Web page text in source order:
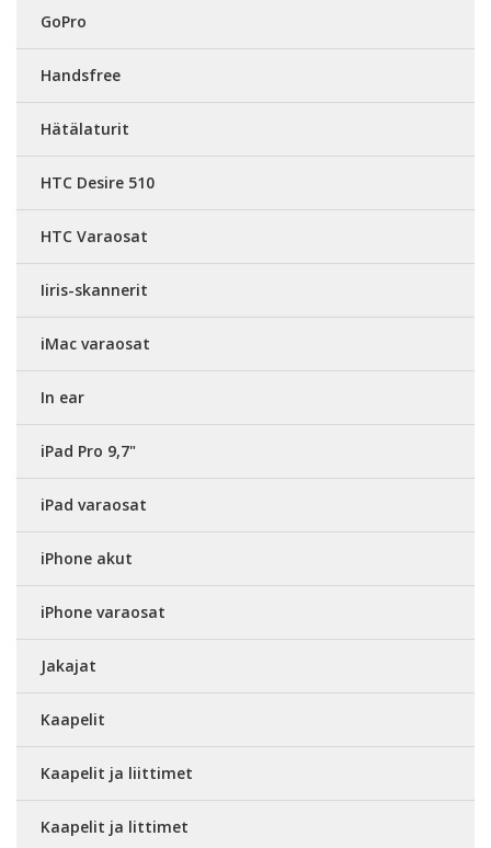
GoPro
Handsfree
Hätälaturit
HTC Desire 510
HTC Varaosat
Iiris-skannerit
iMac varaosat
In ear
iPad Pro 9,7"
iPad varaosat
iPhone akut
iPhone varaosat
Jakajat
Kaapelit
Kaapelit ja liittimet
Kaapelit ja littimet